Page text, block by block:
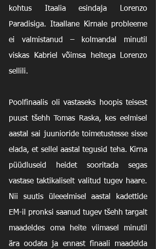
kohtus Itaalia esindaja Lorenzo
Paradisiga. Itaallane Kirnale probleeme
ei valmistanud – kolmandal minutil
viskas Kabriel võimsa heitega Lorenzo
sellili.
Poolfinaalis oli vastaseks hoopis teisest
puust tšehh Tomas Raska, kes eelmisel
aastal sai juunioride toimetustesse sisse
elada, et sellel aastal tegusid teha. Kirna
püüdluseid heidet sooritada segas
vastase taktikaliselt valitud tugev haare.
Nii suutis üleeelmisel aastal kadettide
EM-il pronksi saanud tugev tšehh targalt
maadeldes oma heite viimasel minutil
ära oodata ja ennast finaali maadelda